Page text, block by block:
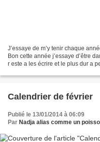
J’essaye de m’y tenir chaque
Bon cette année j’essaye d’être
r este a les écrire et le plus dur a
Calendrier de février
Publié le 13/01/2014 à 06:09
Par Nadja alias comme un